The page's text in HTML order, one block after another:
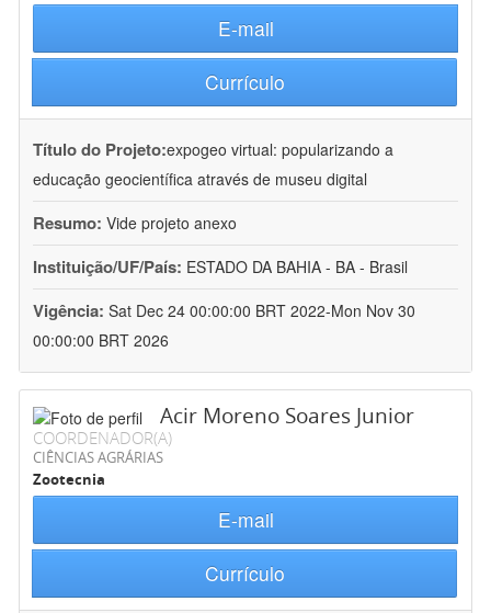
E-mail
Currículo
Título do Projeto:expogeo virtual: popularizando a
educação geocientífica através de museu digital
Resumo: Vide projeto anexo
Instituição/UF/País: ESTADO DA BAHIA - BA - Brasil
Vigência: Sat Dec 24 00:00:00 BRT 2022-Mon Nov 30
00:00:00 BRT 2026
Acir Moreno Soares Junior
COORDENADOR(A)
CIÊNCIAS AGRÁRIAS
Zootecnia
E-mail
Currículo